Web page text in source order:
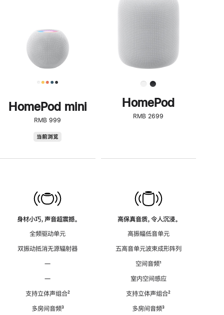
HomePod mini
RMB 999
当前浏览
身材小巧，声音超震撼。
全频驱动单元
双振动抵消无源辐射器
—
—
支持立体声组合脚
²
多房间音频脚
³
了
解
HomePod<
HomePod
RMB 2699
高保真音质，令人沉浸。
高振幅低音单元
五高音单元波束成形阵列
空间音频脚
¹
室内空间感应
支持立体声组合脚
²
多房间音频脚
³